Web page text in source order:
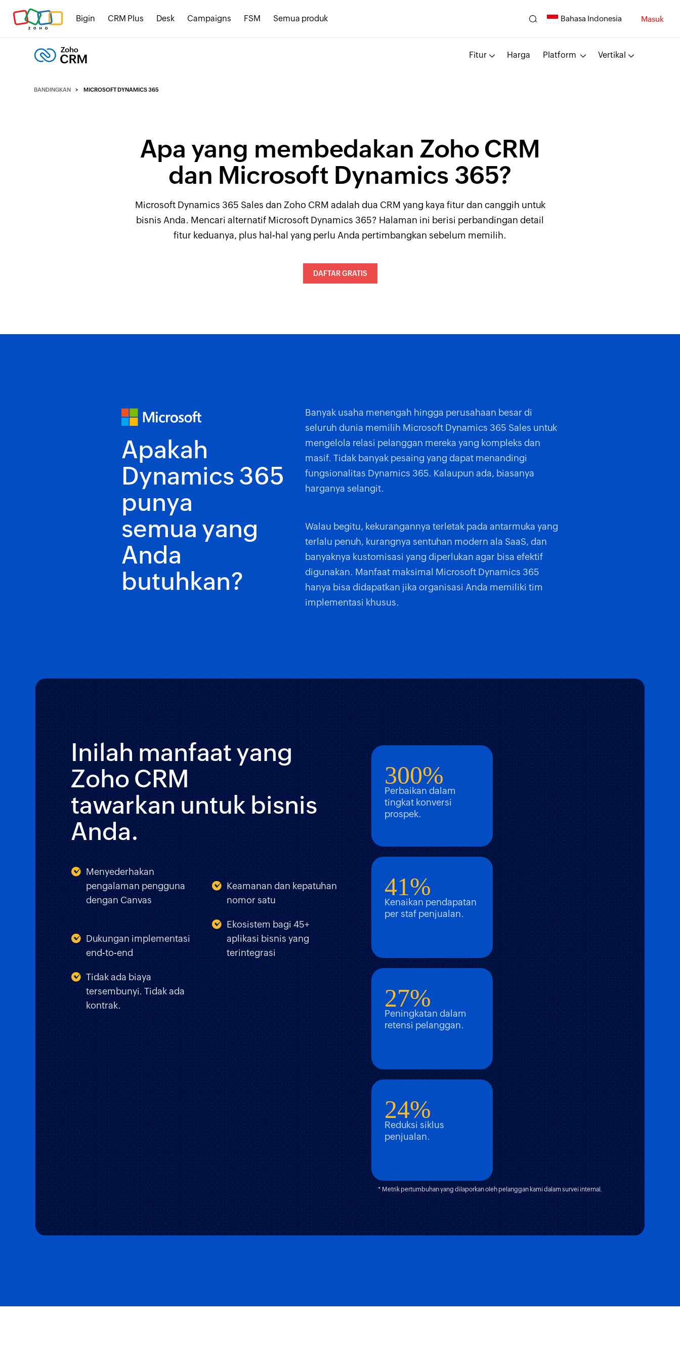
Bigin CRM Plus Desk Campaigns FSM Semua produk Bahasa Indonesia Masuk
Fitur Harga Platform Vertikal
BANDINGKAN MICROSOFT DYNAMICS 365
Apa yang membedakan Zoho CRM
dan Microsoft Dynamics 365?
Microsoft Dynamics 365 Sales dan Zoho CRM adalah dua CRM yang kaya fitur dan canggih untuk
bisnis Anda. Mencari alternatif Microsoft Dynamics 365? Halaman ini berisi perbandingan detail
fitur keduanya, plus hal-hal yang perlu Anda pertimbangkan sebelum memilih.
DAFTAR GRATIS
Apakah
Dynamics 365
punya
semua yang
Anda
butuhkan?
Banyak usaha menengah hingga perusahaan besar di
seluruh dunia memilih Microsoft Dynamics 365 Sales untuk
mengelola relasi pelanggan mereka yang kompleks dan
masif. Tidak banyak pesaing yang dapat menandingi
fungsionalitas Dynamics 365. Kalaupun ada, biasanya
harganya selangit.
Walau begitu, kekurangannya terletak pada antarmuka yang
terlalu penuh, kurangnya sentuhan modern ala SaaS, dan
banyaknya kustomisasi yang diperlukan agar bisa efektif
digunakan. Manfaat maksimal Microsoft Dynamics 365
hanya bisa didapatkan jika organisasi Anda memiliki tim
implementasi khusus.
Inilah manfaat yang
Zoho CRM
tawarkan untuk bisnis
Anda.
Menyederhakan
pengalaman pengguna
dengan Canvas
Keamanan dan kepatuhan
nomor satu
Dukungan implementasi
end-to-end
Ekosistem bagi 45+
aplikasi bisnis yang
terintegrasi
Tidak ada biaya
tersembunyi. Tidak ada
kontrak.
300%
Perbaikan dalam
tingkat konversi
prospek.
41%
Kenaikan pendapatan
per staf penjualan.
27%
Peningkatan dalam
retensi pelanggan.
24%
Reduksi siklus
penjualan.
* Metrik pertumbuhan yang dilaporkan oleh pelanggan kami dalam survei internal.